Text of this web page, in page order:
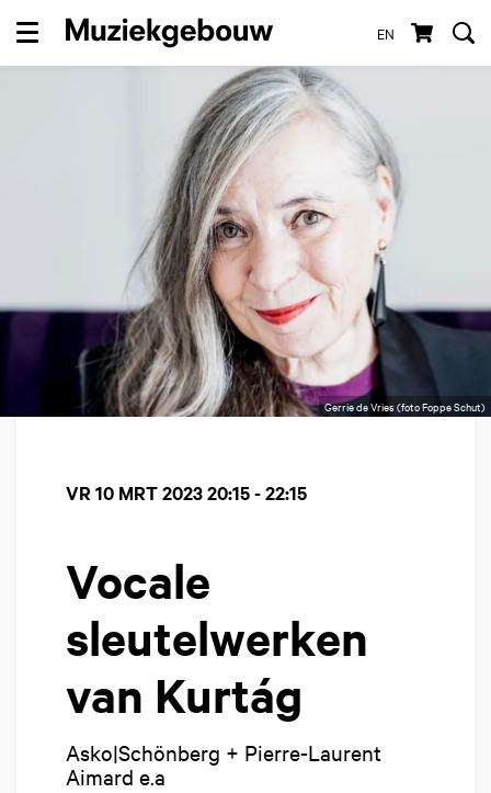
EN
Menu
Gerrie de Vries (foto Foppe Schut)
Vocale
sleutelwerken
van Kurtág
Asko|Schönberg + Pierre-Laurent
Aimard e.a
VR 10 MRT 202320:15 - 22:15